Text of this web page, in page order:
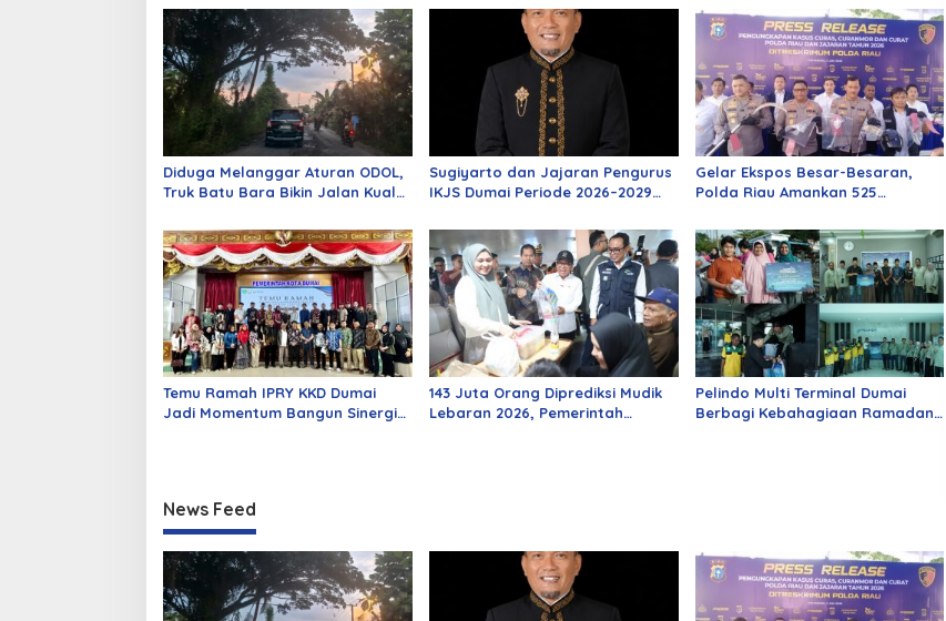
Diduga Melanggar Aturan ODOL,
Truk Batu Bara Bikin Jalan Kuala
Sugiyarto dan Jajaran Pengurus
IKJS Dumai Periode 2026–2029
Gelar Ekspos Besar-Besaran,
Polda Riau Amankan 525
Curanmor
Temu Ramah IPRY KKD Dumai
Jadi Momentum Bangun Sinergi
143 Juta Orang Diprediksi Mudik
Lebaran 2026, Pemerintah
Pelindo Multi Terminal Dumai
Berbagi Kebahagiaan Ramadan
News Feed